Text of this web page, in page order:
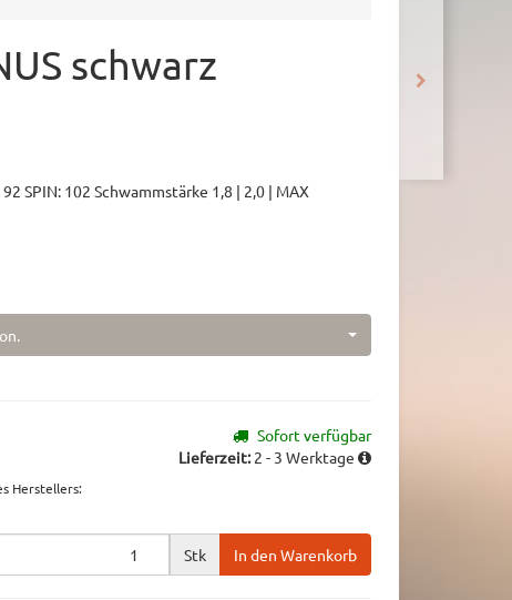
schwarz
SPIN: 102 Schwammstärke 1,8 | 2,0 | MAX
Herstellers:
Sofort verfügbar
Lieferzeit:2 - 3 Werktage
Stk In den Warenkorb